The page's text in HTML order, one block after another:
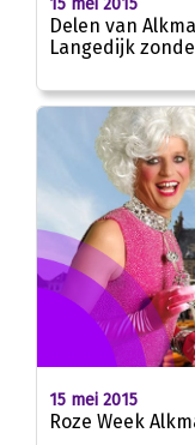
Delen van
Langedijk
15 mei 2015
Roze Week